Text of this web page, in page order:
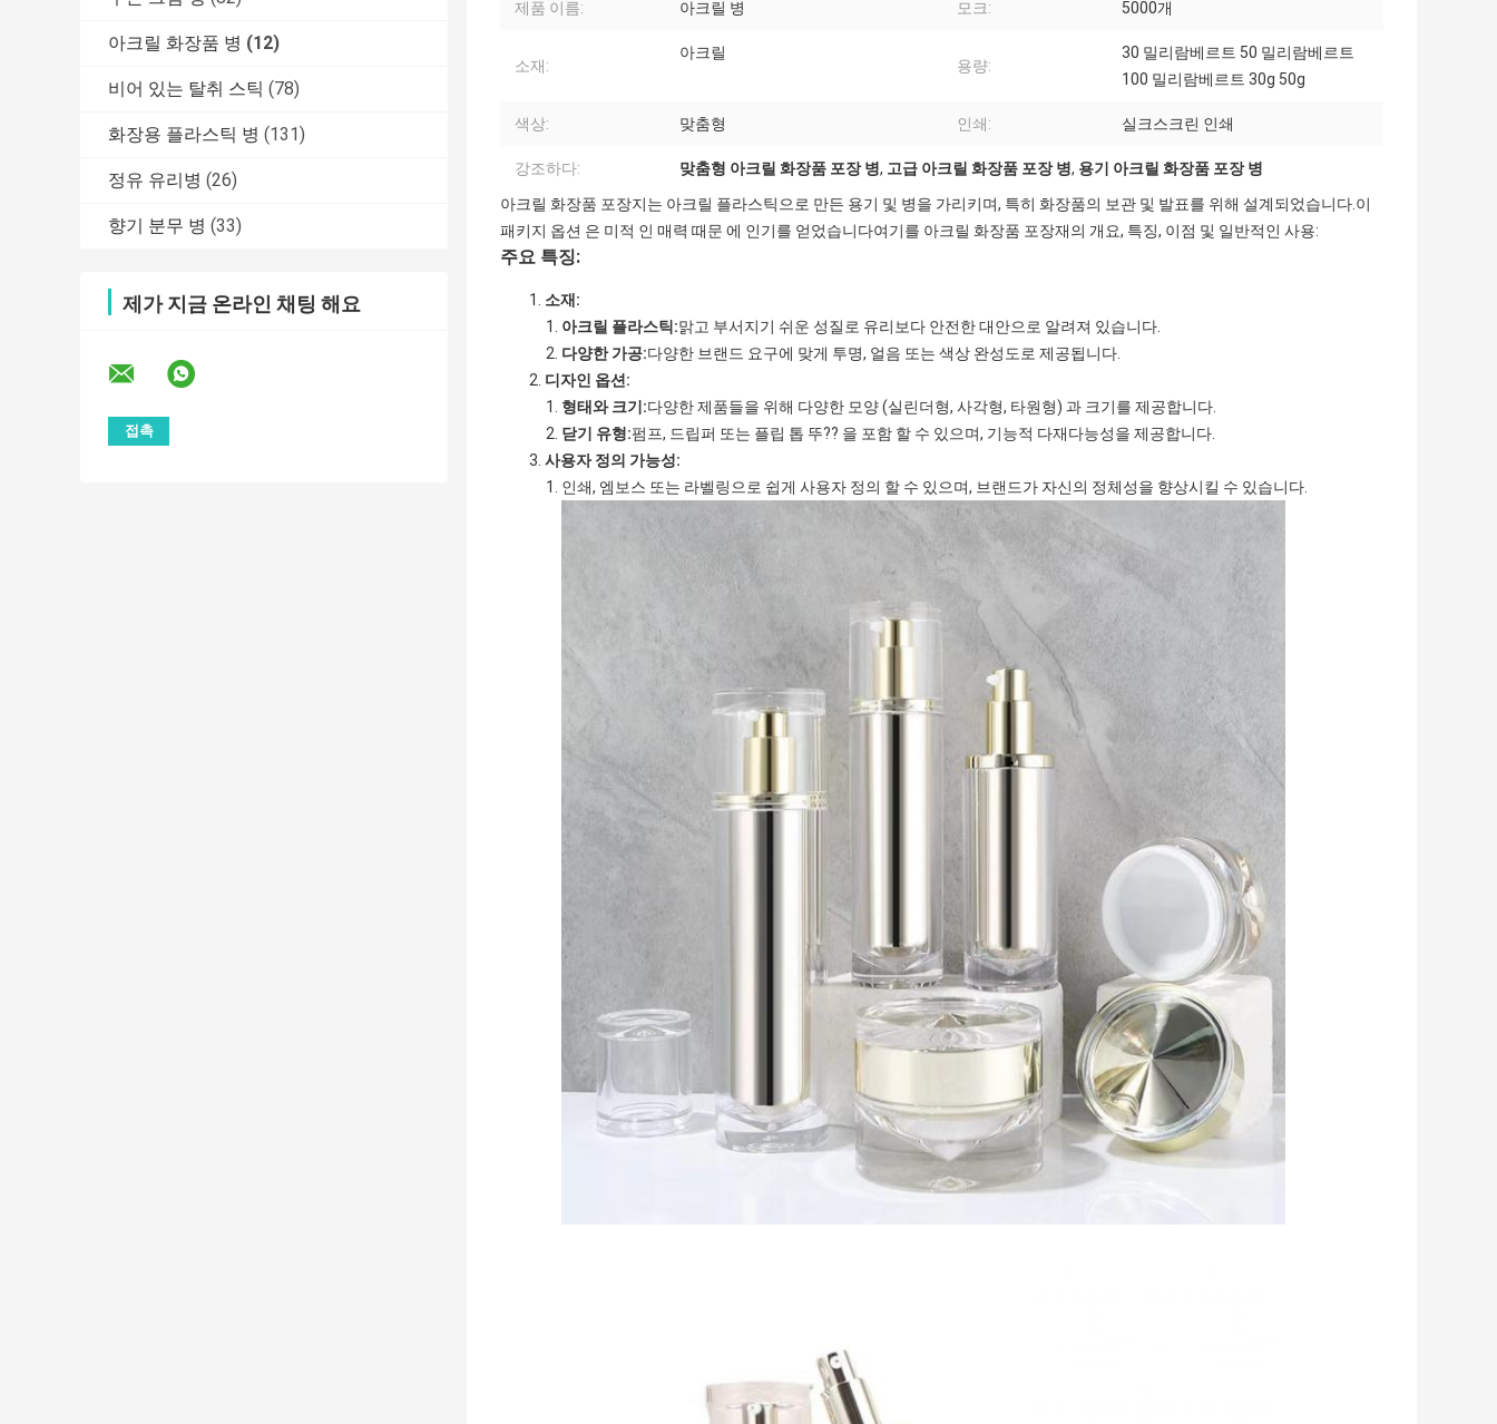
아크릴 화장품 병 (12)
비어 있는 탈취 스틱 (78)
화장용 플라스틱 병 (131)
정유 유리병 (26)
향기 분무 병 (33)
제가 지금 온라인 채팅 해요
제품 이름: 아크릴 병 모크: 5000개
소재:
아크릴
용량:
30 밀리람베르트 50 밀리람베르트
100 밀리람베르트 30g 50g
색상: 맞춤형 인쇄: 실크스크린 인쇄
강조하다: 맞춤형 아크릴 화장품 포장 병, 고급 아크릴 화장품 포장 병, 용기 아크릴 화장품 포장 병
아크릴 화장품 포장지는 아크릴 플라스틱으로 만든 용기 및 병을 가리키며, 특히 화장품의 보관 및 발표를 위해 설계되었습니다.이
패키지 옵션 은 미적 인 매력 때문 에 인기를 얻었습니다여기를 아크릴 화장품 포장재의 개요, 특징, 이점 및 일반적인 사용:
주요 특징:
소재:
아크릴 플라스틱:맑고 부서지기 쉬운 성질로 유리보다 안전한 대안으로 알려져 있습니다.
다양한 가공:다양한 브랜드 요구에 맞게 투명, 얼음 또는 색상 완성도로 제공됩니다.
디자인 옵션:
형태와 크기:다양한 제품들을 위해 다양한 모양 (실린더형, 사각형, 타원형) 과 크기를 제공합니다.
닫기 유형:펌프, 드립퍼 또는 플립 톱 뚜?? 을 포함 할 수 있으며, 기능적 다재다능성을 제공합니다.
사용자 정의 가능성:
인쇄, 엠보스 또는 라벨링으로 쉽게 사용자 정의 할 수 있으며, 브랜드가 자신의 정체성을 향상시킬 수 있습니다.